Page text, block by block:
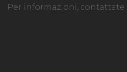
Per informazioni, contattate